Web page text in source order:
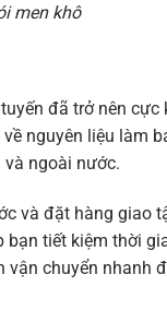
men khô
đã trở nên cực
nguyên liệu làm
ngoài nước.
và đặt hàng giao
tiết kiệm thời
chuyển nhanh